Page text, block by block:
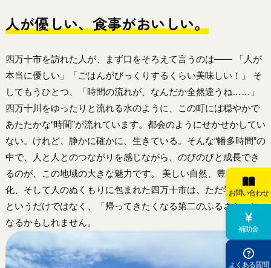
お問い合わせ
補助金
よくある質問
人が優しい、食事がおいしい。
四万十市を訪れた人が、まず口をそろえて言うのは―― 「人が
本当に優しい」「ごはんがびっくりするくらい美味しい！」 そ
してもうひとつ、「時間の流れが、なんだか全然違うね……」
四万十川をゆったりと流れる水のように、この町には穏やかで
あたたかな“時間”が流れています。都会のようにせかせかしてい
ない。けれど、静かに確かに、生きている。そんな“幡多時間”の
中で、人と人とのつながりを感じながら、のびのびと成長でき
るのが、この地域の大きな魅力です。 美しい自然、豊かな食文
化、そして人のぬくもりに包まれた四万十市は、ただ学ぶ場所
というだけではなく、「帰ってきたくなる第二のふるさと」に
なるかもしれません。